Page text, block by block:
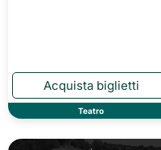
Teatro